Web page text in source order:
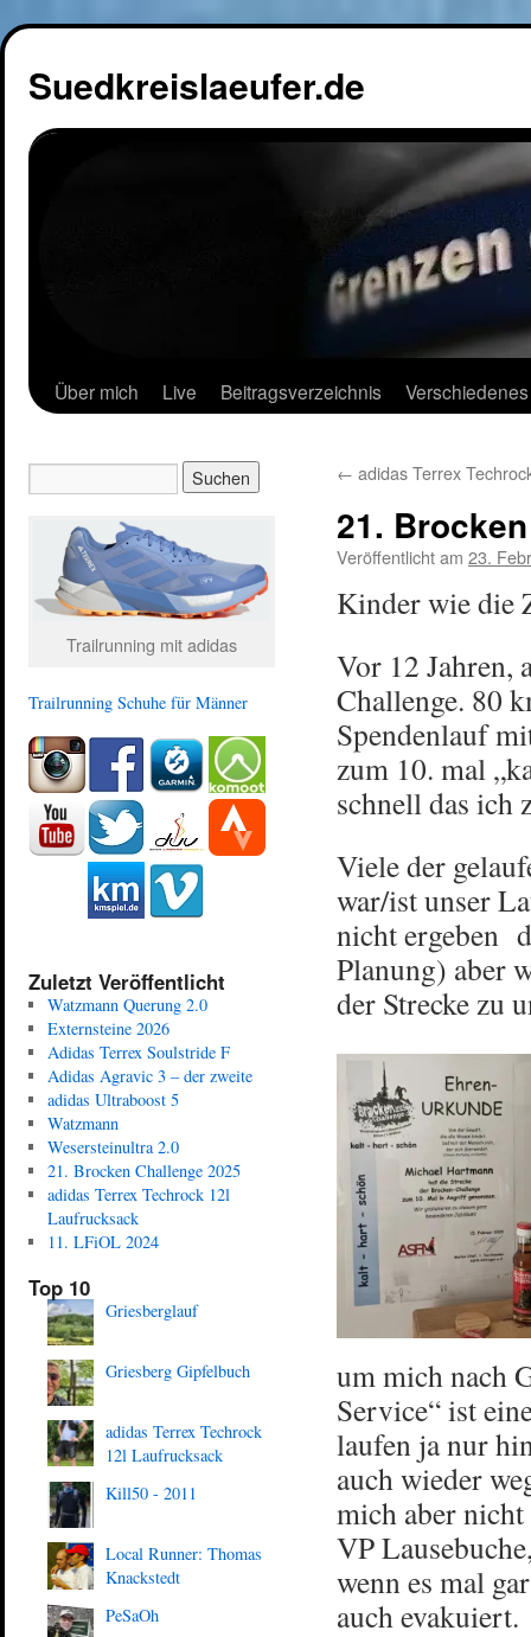
Suedkreislaeufer.de
Über mich Live Beitragsverzeichnis Verschiedenes
← adidas Terrex
21.
Veröffentlicht am 23.
Kinder wie die
Vor 12 Jahren,
Challenge. 80
Spendenlauf
zum 10. mal
schnell das ich
Viele der
war/ist unser
nicht ergeben
Planung) aber
der Strecke zu
um mich nach
Service“ ist
laufen ja nur
auch wieder
mich aber
VP
wenn es mal
auch evakuiert.
Trailrunning mit adidas
Trailrunning Schuhe für Männer
Zuletzt Veröffentlicht
Watzmann Querung 2.0
Externsteine 2026
Adidas Terrex Soulstride F
Adidas Agravic 3 – der zweite
adidas Ultraboost 5
Watzmann
Wesersteinultra 2.0
21. Brocken Challenge 2025
adidas Terrex Techrock 12l
Laufrucksack
11. LFiOL 2024
Top 10
Griesberglauf
Griesberg Gipfelbuch
adidas Terrex Techrock
12l Laufrucksack
Kill50 - 2011
Local Runner: Thomas
Knackstedt
PeSaOh